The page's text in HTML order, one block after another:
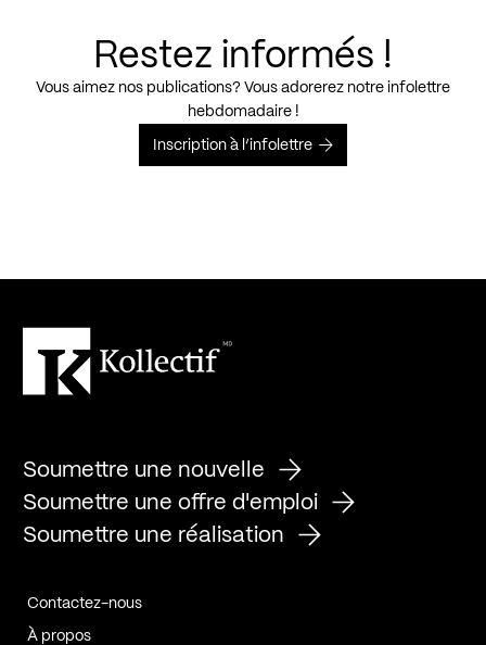
Restez informés !
Vous aimez nos publications? Vous adorerez notre infolettre
hebdomadaire !
Inscription à l’infolettre
Soumettre une nouvelle
Soumettre une offre d'emploi
Soumettre une réalisation
Contactez-nous
À propos